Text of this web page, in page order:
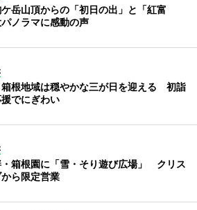
岳山頂からの「初日の出」と「紅富
ノラマに感動の声
根地域は穏やかな三が日を迎える 初詣
でにぎわい
箱根園に「雪・そり遊び広場」 クリス
ら限定営業